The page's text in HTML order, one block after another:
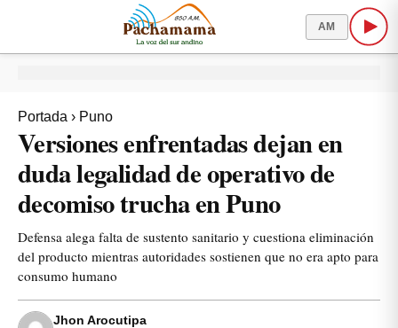
AM
Portada › Puno
Versiones enfrentadas dejan en
duda legalidad de operativo de
decomiso trucha en Puno
Defensa alega falta de sustento sanitario y cuestiona eliminación
del producto mientras autoridades sostienen que no era apto para
consumo humano
Jhon Arocutipa